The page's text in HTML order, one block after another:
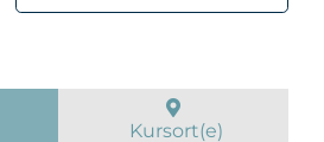
Kursort(e)